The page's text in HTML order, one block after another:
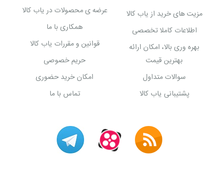
مزیت های خرید از یاب کالا
اطلاعات کاملا تخصصی
بهره وری بالا، امکان ارائه
بهترین قیمت
سوالات متداول
پشتیبانی یاب کالا
عرضه ی محصولات در یاب کالا
همکاری با ما
قوانین و مقررات یاب کالا
حریم خصوصی
امکان خرید حضوری
تماس با ما